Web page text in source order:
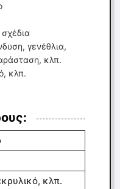
γενέθλια,
κλπ.
κλπ.
κλπ.